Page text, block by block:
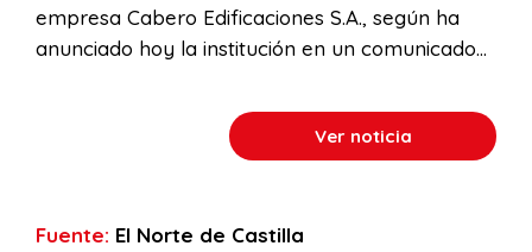
empresa Cabero Edificaciones S.A., según ha
anunciado hoy la institución en un comunicado…
Ver noticia
Fuente: El Norte de Castilla